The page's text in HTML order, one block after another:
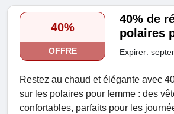
40%
OFFRE
40% de
polaires
Expirer:
Restez au chaud et élégante avec
sur les polaires pour femme : des
confortables, parfaits pour les